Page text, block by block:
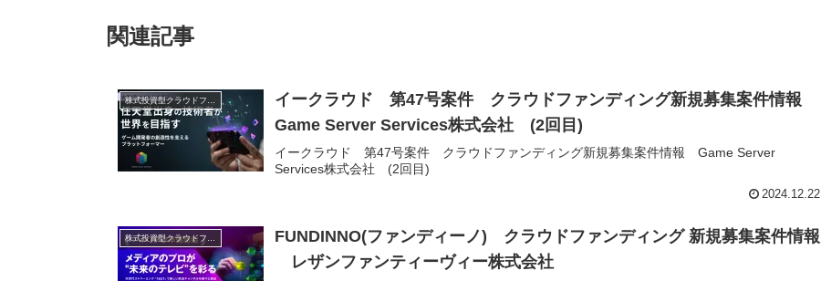
関連記事
イークラウド 第47号案件 クラウドファンディング新規募集案件情報
Game Server Services株式会社 (2回目)
イークラウド 第47号案件 クラウドファンディング新規募集案件情報 Game Server
Services株式会社 (2回目)
2024.12.22
FUNDINNO(ファンディーノ) クラウドファンディング 新規募集案件情報
レザンファンティーヴィー株式会社